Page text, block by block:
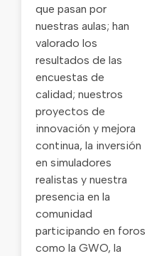
que pasan por
nuestras aulas; han
valorado los
resultados de las
encuestas de
calidad; nuestros
proyectos de
innovación y mejora
continua, la inversión
en simuladores
realistas y nuestra
presencia en la
comunidad
participando en foros
como la GWO, la